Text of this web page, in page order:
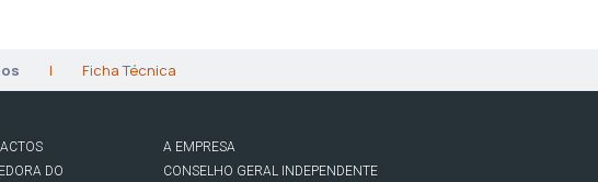
| Ficha Técnica
DO
A EMPRESA
CONSELHO GERAL INDEPENDENTE